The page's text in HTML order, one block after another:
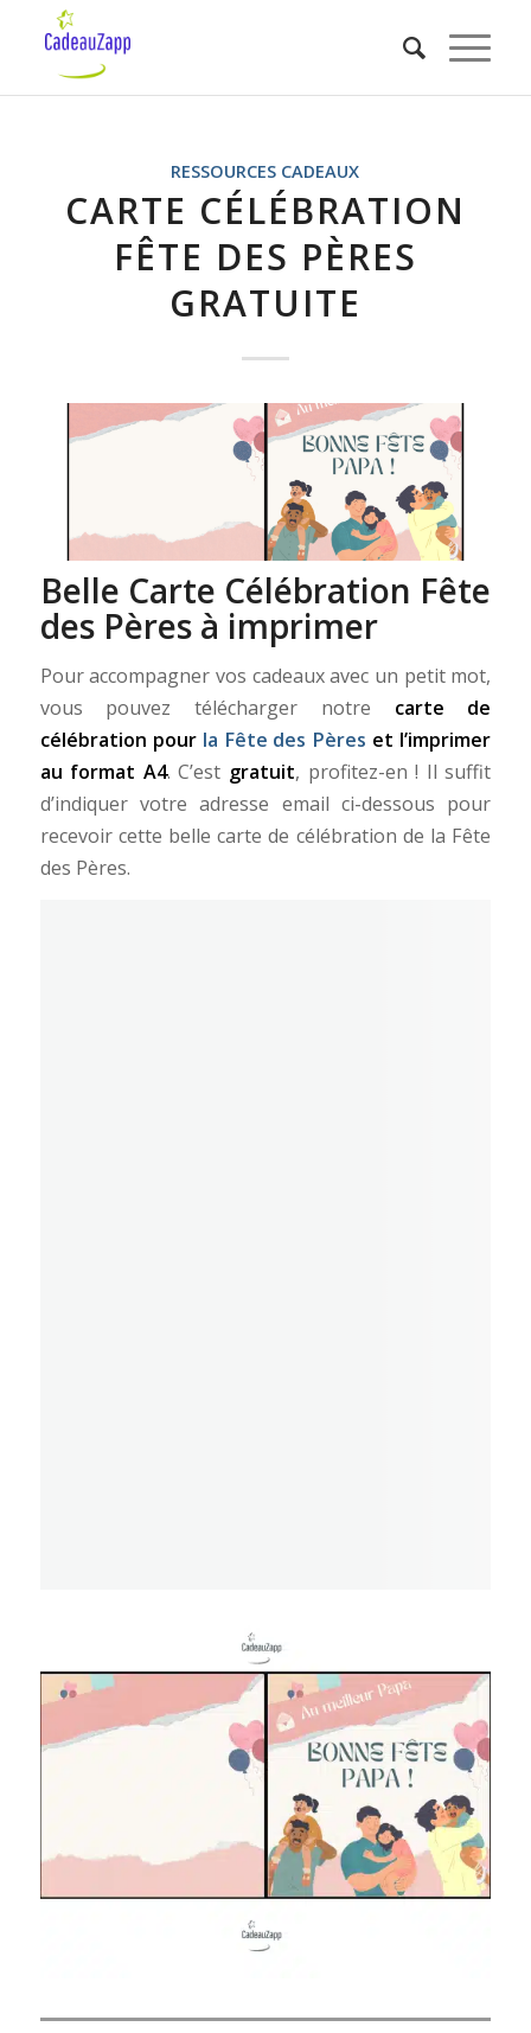
RESSOURCES CADEAUX
CARTE CÉLÉBRATION
FÊTE DES PÈRES
GRATUITE
Belle Carte Célébration Fête
des Pères à imprimer
Pour accompagner vos cadeaux avec un petit mot,
vous pouvez télécharger notre carte de
célébration pour la Fête des Pères et l’imprimer
au format A4. C’est gratuit, profitez-en ! Il suffit
d’indiquer votre adresse email ci-dessous pour
recevoir cette belle carte de célébration de la Fête
des Pères.